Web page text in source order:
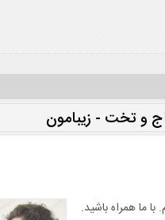
و تخت - زیبامون
ما همراه باشید.